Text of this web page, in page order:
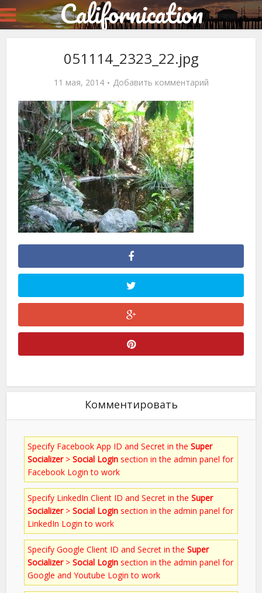
Californication
051114_2323_22.jpg
11 мая, 2014 Добавить комментарий
Комментировать
Specify Facebook App ID and Secret in theSuper
Socializer>Social Login section in the admin panel for
Facebook Login to work
Specify LinkedIn Client ID and Secret in theSuper
Socializer>Social Login section in the admin panel for
LinkedIn Login to work
Specify Google Client ID and Secret in theSuper
Socializer>Social Login section in the admin panel for
Google and Youtube Login to work